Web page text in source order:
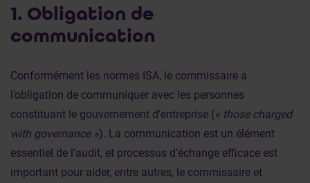
1. Obligation de
communication
Conformément les normes ISA, le commissaire a
l’obligation de communiquer avec les personnes
constituant le gouvernement d’entreprise (« those charged
with governance »). La communication est un élément
essentiel de l’audit, et processus d’échange efficace est
important pour aider, entre autres, le commissaire et